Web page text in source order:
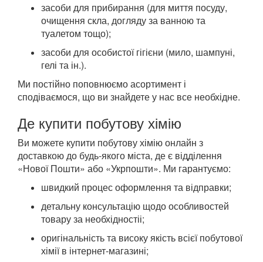
засоби для прибирання (для миття посуду,
очищення скла, догляду за ванною та
туалетом тощо);
засоби для особистої гігієни (мило, шампуні,
гелі та ін.).
Ми постійно поповнюємо асортимент і
сподіваємося, що ви знайдете у нас все необхідне.
Де купити побутову хімію
Ви можете купити побутову хімію онлайн з
доставкою до будь-якого міста, де є відділення
«Нової Пошти» або «Укрпошти». Ми гарантуємо:
швидкий процес оформлення та відправки;
детальну консультацію щодо особливостей
товару за необхідностіі;
оригінальність та високу якість всієї побутової
хімії в інтернет-магазині;